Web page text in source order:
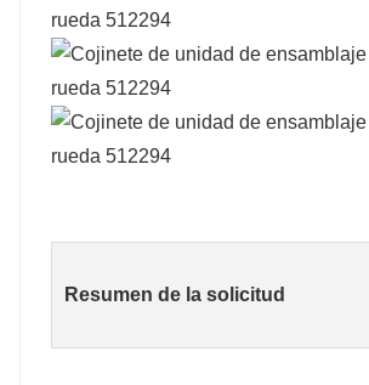
Resumen de la solicitud